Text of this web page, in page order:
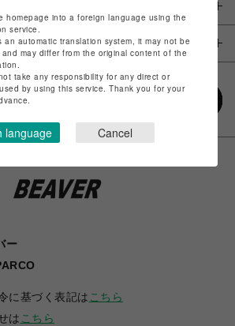
ー
に基づく表記は こちら
は こちら
homepage into a foreign language using the
service.
an automatic translation system, it may not be
may differ from the original content of the
take any responsibility for any direct or
by using this service. Thank you for your
language Cancel